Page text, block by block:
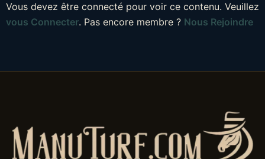
Vous devez être connecté pour voir ce contenu. Veuillez
vous Connecter. Pas encore membre ? Nous Rejoindre